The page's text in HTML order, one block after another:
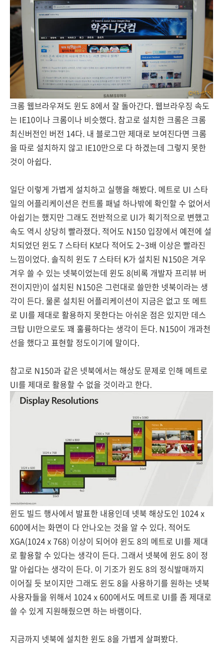
크롬 웹브라우져도 윈도 8에서 잘 돌아간다. 웹브라우징 속도
는 IE10이나 크롬이나 비슷했다. 참고로 설치한 크롬은 크롬
최신버전인 버전 14다. 내 블로그만 제대로 보여진다면 크롬
을 따로 설치하지 않고 IE10만으로 다 하겠는데 그렇지 못한
것이 아쉽다.
일단 이렇게 가볍게 설치하고 실행을 해봤다. 메트로 UI 스타
일의 어플리케이션은 컨트롤 패널 하나밖에 확인할 수 없어서
아쉽기는 했지만 그래도 전반적으로 UI가 획기적으로 변했고
속도 역시 상당히 빨라졌다. 적어도 N150 입장에서 예전에 설
치되었던 윈도 7 스타터 K보다 적어도 2~3배 이상은 빨라진
느낌이었다. 솔직히 윈도 7 스타터 K가 설치된 N150은 겨우
겨우 쓸 수 있는 넷북이었는데 윈도 8(비록 개발자 프리뷰 버
전이지만)이 설치된 N150은 그런대로 쓸만한 넷북이라는 생
각이 든다. 물론 설치된 어플리케이션이 지금은 없고 또 메트
로 UI를 제대로 활용하지 못한다는 아쉬운 점은 있지만 데스
크탑 UI만으로도 꽤 훌륭하다는 생각이 든다. N150이 개과천
선을 했다고 표현할 정도이기에 말이다.
참고로 N150과 같은 넷북에서는 해상도 문제로 인해 메트로
UI를 제대로 활용할 수 없을 것이라고 한다.
윈도 빌드 행사에서 발표한 내용인데 넷북 해상도인 1024 x
600에서는 화면이 다 안나오는 것을 알 수 있다. 적어도
XGA(1024 x 768) 이상이 되어야 윈도 8의 메트로 UI를 제대
로 활용할 수 있다는 생각이 든다. 그래서 넷북에 윈도 8이 정
말 아쉽다는 생각이 든다. 이 기조가 윈도 8의 정식발매까지
이어질 듯 보이지만 그래도 윈도 8을 사용하기를 원하는 넷북
사용자들을 위해서 1024 x 600에서도 메트로 UI를 좀 제대로
쓸 수 있게 지원해줬으면 하는 바램이다.
지금까지 넷북에 설치한 윈도 8을 가볍게 살펴봤다.